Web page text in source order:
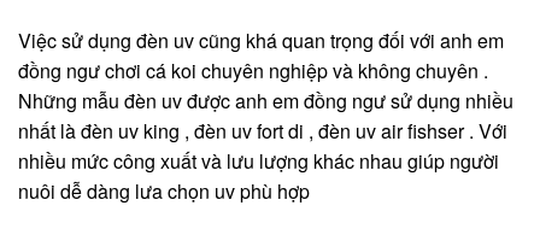
Việc sử dụng đèn uv cũng khá quan trọng đối với anh em
đồng ngư chơi cá koi chuyên nghiệp và không chuyên .
Những mẫu đèn uv được anh em đồng ngư sử dụng nhiều
nhất là đèn uv king , đèn uv fort di , đèn uv air fishser . Với
nhiều mức công xuất và lưu lượng khác nhau giúp người
nuôi dễ dàng lưa chọn uv phù hợp